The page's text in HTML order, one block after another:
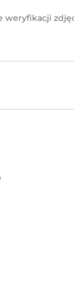
weryfikacji